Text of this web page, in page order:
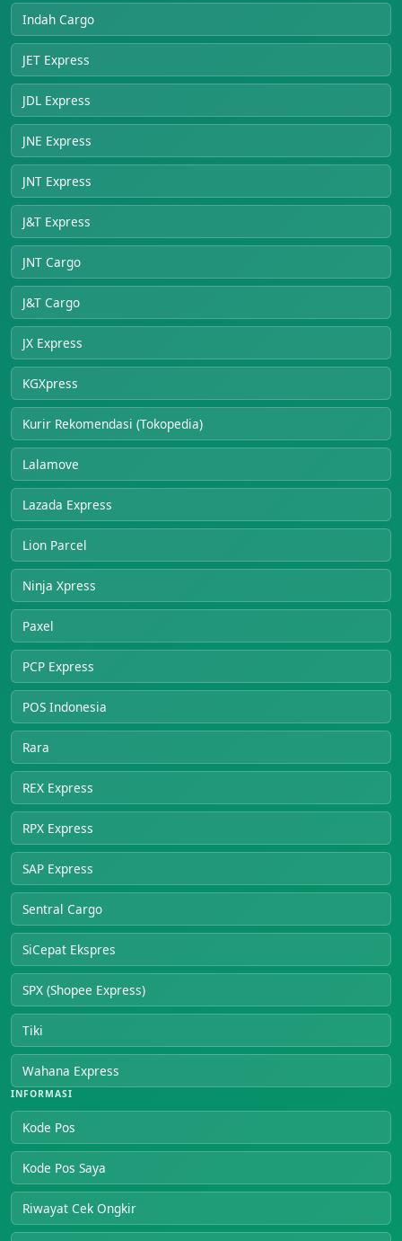
Indah Cargo
JET Express
JDL Express
JNE Express
JNT Express
J&T Express
JNT Cargo
J&T Cargo
JX Express
KGXpress
Kurir Rekomendasi (Tokopedia)
Lalamove
Lazada Express
Lion Parcel
Ninja Xpress
Paxel
PCP Express
POS Indonesia
Rara
REX Express
RPX Express
SAP Express
Sentral Cargo
SiCepat Ekspres
SPX (Shopee Express)
Tiki
Wahana Express
INFORMASI
Kode Pos
Kode Pos Saya
Riwayat Cek Ongkir